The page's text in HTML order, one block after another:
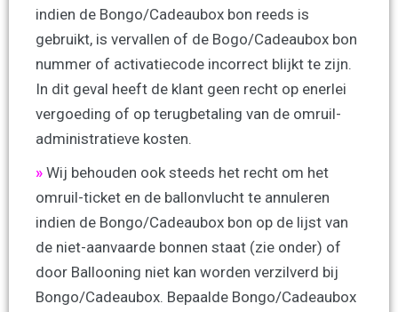
indien de Bongo/Cadeaubox bon reeds is
gebruikt, is vervallen of de Bogo/Cadeaubox bon
nummer of activatiecode incorrect blijkt te zijn.
In dit geval heeft de klant geen recht op enerlei
vergoeding of op terugbetaling van de omruil-
administratieve kosten.
» Wij behouden ook steeds het recht om het
omruil-ticket en de ballonvlucht te annuleren
indien de Bongo/Cadeaubox bon op de lijst van
de niet-aanvaarde bonnen staat (zie onder) of
door Ballooning niet kan worden verzilverd bij
Bongo/Cadeaubox. Bepaalde Bongo/Cadeaubox